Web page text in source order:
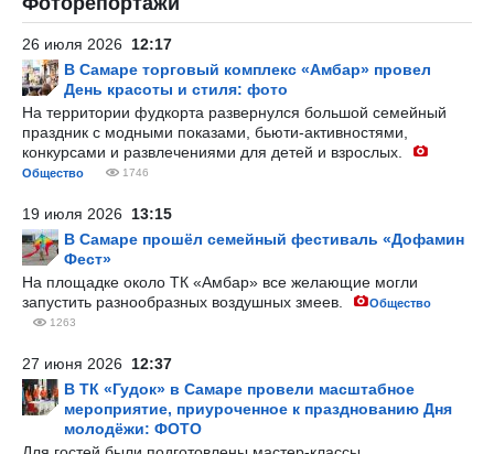
26 июля 2026 12:17
В Самаре торговый комплекс «Амбар» провел
День красоты и стиля: фото
На территории фудкорта развернулся большой семейный
праздник с модными показами, бьюти-активностями,
конкурсами и развлечениями для детей и взрослых.
Общество 1746
19 июля 2026 13:15
В Самаре прошёл семейный фестиваль «Дофамин
Фест»
На площадке около ТК «Амбар» все желающие могли
запустить разнообразных воздушных змеев.
Общество
1263
27 июня 2026 12:37
В ТК «Гудок» в Самаре провели масштабное
мероприятие, приуроченное к празднованию Дня
молодёжи: ФОТО